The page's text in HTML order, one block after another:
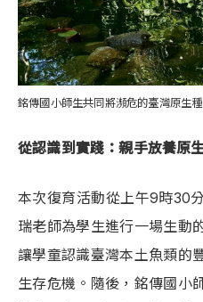
銘傳國小師生共同將瀕危的臺灣原生
從認識到實踐：親手放養原
本次復育活動從上午9時30
瑞老師為學生進行一場生動
讓學童認識臺灣本土魚類的
生存危機。隨後，銘傳國小